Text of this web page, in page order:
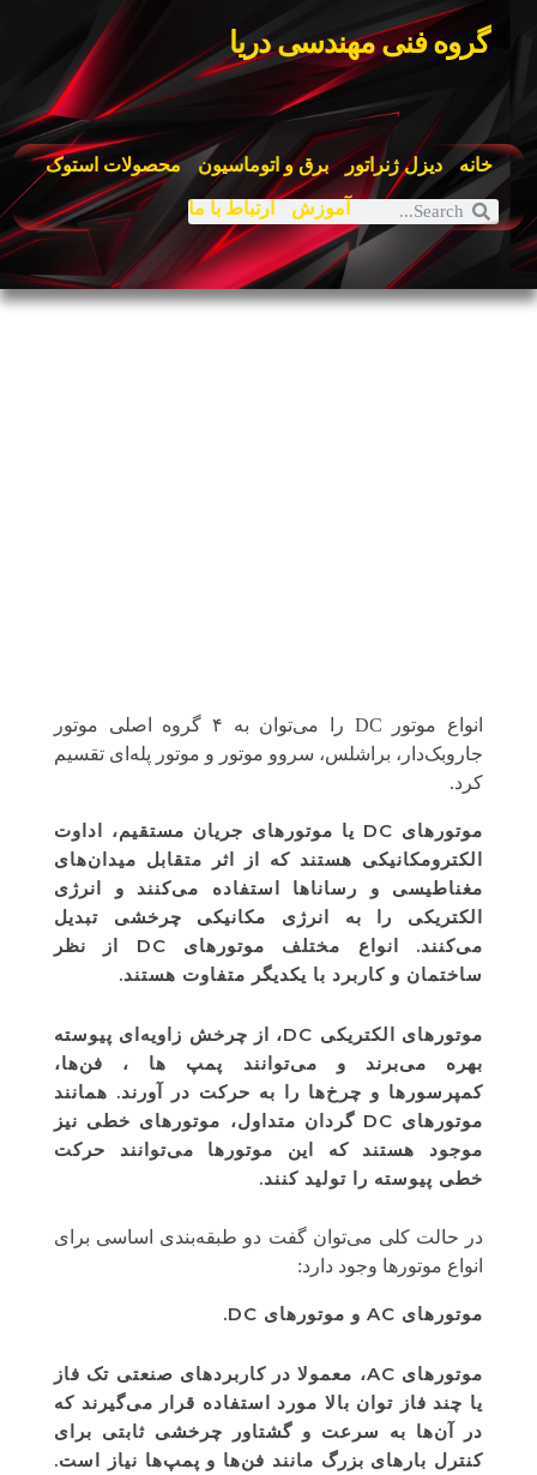
گروه فنی مهندسی دریا
خانه دیزل ژنراتور برق و اتوماسیون محصولات استوک
آموزش ارتباط با ما
انواع موتور DC را می‌توان به ۴ گروه اصلی موتور
جاروبک‌دار، براشلس، سروو موتور و موتور پله‌ای تقسیم
کرد.
موتورهای DC یا موتورهای جریان مستقیم، اداوت
الکترومکانیکی هستند که از اثر متقابل میدان‌های
مغناطیسی و رساناها استفاده می‌کنند و انرژی
الکتریکی را به انرژی مکانیکی چرخشی تبدیل
می‌کنند. انواع مختلف موتورهای DC از نظر
ساختمان و کاربرد با یکدیگر متفاوت هستند.
موتورهای الکتریکی DC، از چرخش زاویه‌ای پیوسته
بهره می‌برند و می‌توانند پمپ ها ، فن‌ها،
کمپرسورها و چرخ‌ها را به حرکت در آورند. همانند
موتورهای DC گردان متداول، موتورهای خطی نیز
موجود هستند که این موتورها می‌توانند حرکت
خطی پیوسته را تولید کنند.
در حالت کلی می‌توان گفت دو طبقه‌بندی اساسی برای
انواع موتورها وجود دارد:
موتورهای AC و موتورهای DC.
موتورهای AC، معمولا در کاربردهای صنعتی تک فاز
یا چند فاز توان بالا مورد استفاده قرار می‌گیرند که
در آن‌ها به سرعت و گشتاور چرخشی ثابتی برای
کنترل بارهای بزرگ مانند فن‌ها و پمپ‌ها نیاز است.